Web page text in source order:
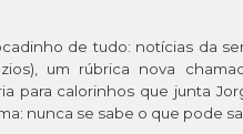
de tudo: notícias da
um rúbrica nova
para calorinhos que junta
nunca se sabe o que pode